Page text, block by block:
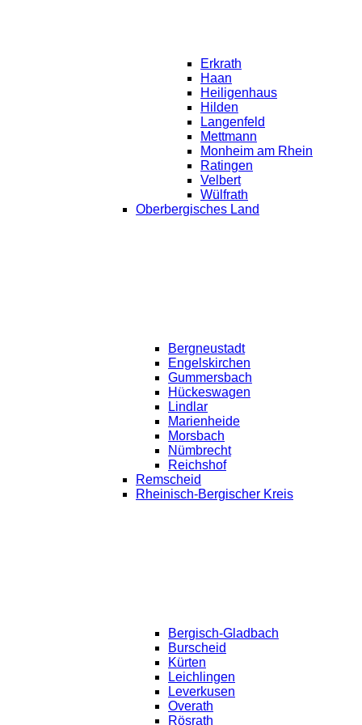
Erkrath
Haan
Heiligenhaus
Hilden
Langenfeld
Mettmann
Monheim am Rhein
Ratingen
Velbert
Wülfrath
Oberbergisches Land
Bergneustadt
Engelskirchen
Gummersbach
Hückeswagen
Lindlar
Marienheide
Morsbach
Nümbrecht
Reichshof
Remscheid
Rheinisch-Bergischer Kreis
Bergisch-Gladbach
Burscheid
Kürten
Leichlingen
Leverkusen
Overath
Rösrath